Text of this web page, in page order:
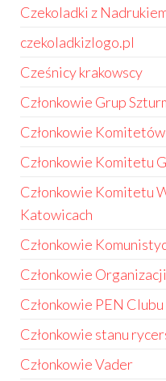
Czekoladki z
czekoladkizlogo.pl
Cześnicy krakowscy
Członkowie Grup
Członkowie
Członkowie Komitetu
Członkowie Komitetu
Katowicach
Członkowie
Członkowie
Członkowie PEN Clubu
Członkowie stanu
Członkowie Vader